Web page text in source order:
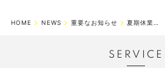
HOME NEWS 重要なお知らせ 夏期休業期間のお知らせ
SERVICE